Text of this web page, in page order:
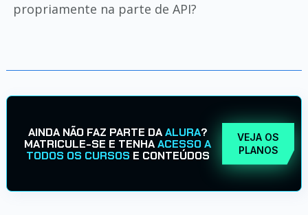
propriamente na parte de API?
AINDA NÃO FAZ PARTE DAALURA?
MATRICULE-SE E TENHAACESSO A
TODOS OS CURSOS E CONTEÚDOS
VEJA OS
PLANOS